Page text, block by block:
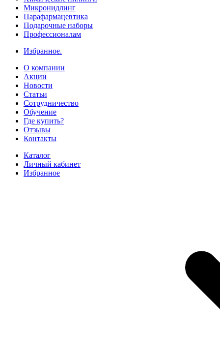
Микронидлинг
Парафармацевтика
Подарочные наборы
Профессионалам
Избранное.
О компании
Акции
Новости
Статьи
Сотрудничество
Обучение
Где купить?
Отзывы
Контакты
Каталог
Личный кабинет
Избранное